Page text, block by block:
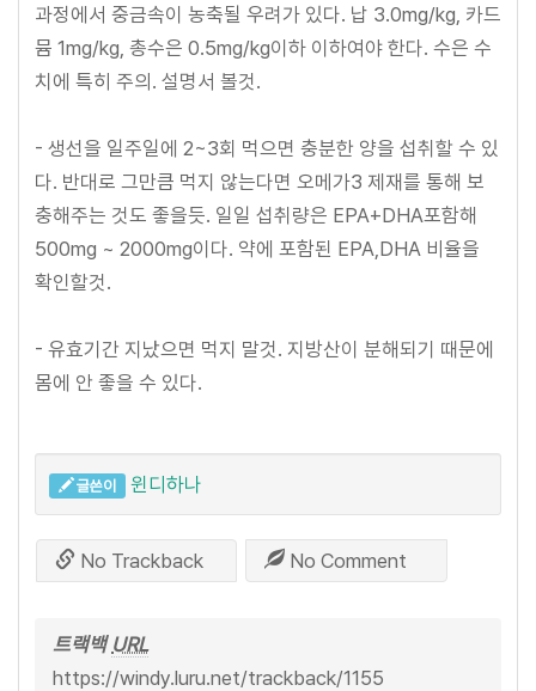
과정에서 중금속이 농축될 우려가 있다. 납 3.0mg/kg, 카드
뮴 1mg/kg, 총수은 0.5mg/kg이하 이하여야 한다. 수은 수
치에 특히 주의. 설명서 볼것.
- 생선을 일주일에 2~3회 먹으면 충분한 양을 섭취할 수 있
다. 반대로 그만큼 먹지 않는다면 오메가3 제재를 통해 보
충해주는 것도 좋을듯. 일일 섭취량은 EPA+DHA포함해
500mg ~ 2000mg이다. 약에 포함된 EPA,DHA 비율을
확인할것.
- 유효기간 지났으면 먹지 말것. 지방산이 분해되기 때문에
몸에 안 좋을 수 있다.
글쓴이 윈디하나
No Trackback No Comment
트랙백 URL
https://windy.luru.net/trackback/1155